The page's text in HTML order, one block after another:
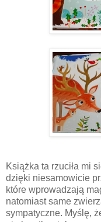
Książka ta rzuciła mi
dzięki niesamowicie
które wprowadzają
natomiast same
sympatyczne. Myślę,